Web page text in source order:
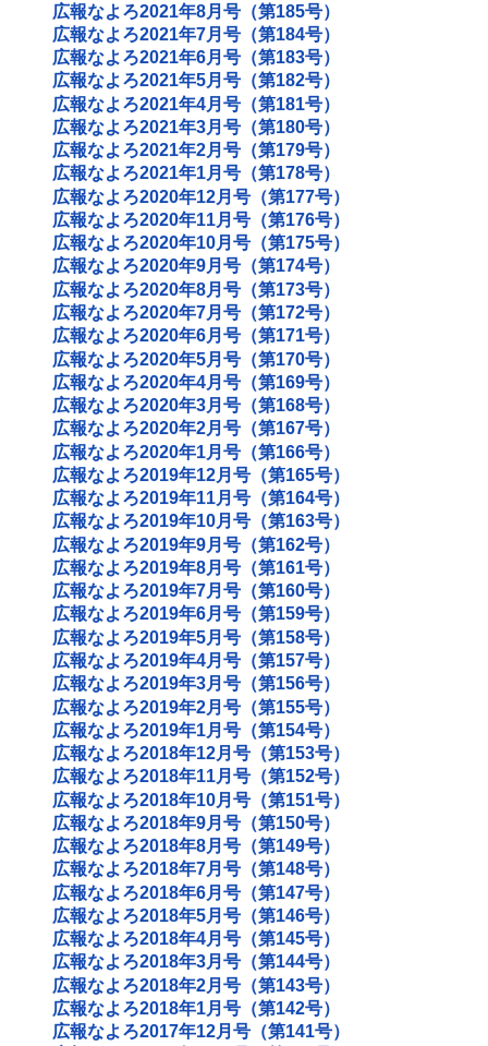
広報なよろ2021年8月号（第185号）
広報なよろ2021年7月号（第184号）
広報なよろ2021年6月号（第183号）
広報なよろ2021年5月号（第182号）
広報なよろ2021年4月号（第181号）
広報なよろ2021年3月号（第180号）
広報なよろ2021年2月号（第179号）
広報なよろ2021年1月号（第178号）
広報なよろ2020年12月号（第177号）
広報なよろ2020年11月号（第176号）
広報なよろ2020年10月号（第175号）
広報なよろ2020年9月号（第174号）
広報なよろ2020年8月号（第173号）
広報なよろ2020年7月号（第172号）
広報なよろ2020年6月号（第171号）
広報なよろ2020年5月号（第170号）
広報なよろ2020年4月号（第169号）
広報なよろ2020年3月号（第168号）
広報なよろ2020年2月号（第167号）
広報なよろ2020年1月号（第166号）
広報なよろ2019年12月号（第165号）
広報なよろ2019年11月号（第164号）
広報なよろ2019年10月号（第163号）
広報なよろ2019年9月号（第162号）
広報なよろ2019年8月号（第161号）
広報なよろ2019年7月号（第160号）
広報なよろ2019年6月号（第159号）
広報なよろ2019年5月号（第158号）
広報なよろ2019年4月号（第157号）
広報なよろ2019年3月号（第156号）
広報なよろ2019年2月号（第155号）
広報なよろ2019年1月号（第154号）
広報なよろ2018年12月号（第153号）
広報なよろ2018年11月号（第152号）
広報なよろ2018年10月号（第151号）
広報なよろ2018年9月号（第150号）
広報なよろ2018年8月号（第149号）
広報なよろ2018年7月号（第148号）
広報なよろ2018年6月号（第147号）
広報なよろ2018年5月号（第146号）
広報なよろ2018年4月号（第145号）
広報なよろ2018年3月号（第144号）
広報なよろ2018年2月号（第143号）
広報なよろ2018年1月号（第142号）
広報なよろ2017年12月号（第141号）